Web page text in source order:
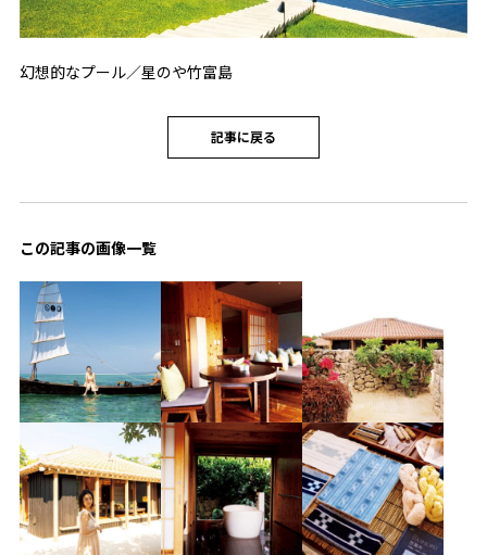
幻想的なプール／星のや竹富島
記事に戻る
この記事の画像一覧